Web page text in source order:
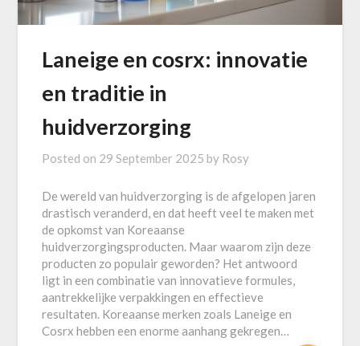
Laneige en cosrx: innovatie
en traditie in
huidverzorging
Posted on 29 September 2025 by Rosy
De wereld van huidverzorging is de afgelopen jaren
drastisch veranderd, en dat heeft veel te maken met
de opkomst van Koreaanse
huidverzorgingsproducten. Maar waarom zijn deze
producten zo populair geworden? Het antwoord
ligt in een combinatie van innovatieve formules,
aantrekkelijke verpakkingen en effectieve
resultaten. Koreaanse merken zoals Laneige en
Cosrx hebben een enorme aanhang gekregen…